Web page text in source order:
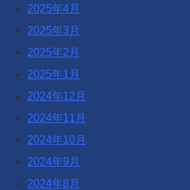
2025年4月
2025年3月
2025年2月
2025年1月
2024年12月
2024年11月
2024年10月
2024年9月
2024年8月